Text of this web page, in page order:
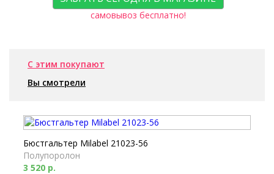
самовывоз бесплатно!
С этим покупают
Вы смотрели
Бюстгальтер Milabel 21023-56
Полупоролон
3 520 р.